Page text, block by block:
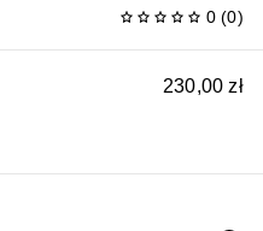
0 (0)
230,00 zł